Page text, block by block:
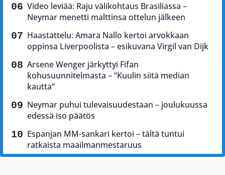
Video leviää: Raju välikohtaus Brasiliassa –
Neymar menetti malttinsa ottelun jälkeen
Haastattelu: Amara Nallo kertoi arvokkaan
oppinsa Liverpoolista – esikuvana Virgil van Dijk
Arsene Wenger järkyttyi Fifan
kohusuunnitelmasta – ”Kuulin siitä median
kautta”
Neymar puhui tulevaisuudestaan – joulukuussa
edessä iso päätös
Espanjan MM-sankari kertoi – tältä tuntui
ratkaista maailmanmestaruus